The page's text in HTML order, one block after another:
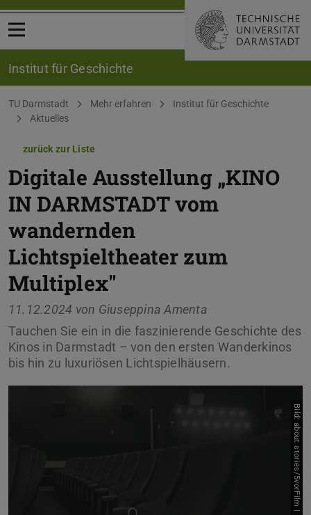
Menü öffnen
Institut für Geschichte
Sie befinden sich hier:
TU Darmstadt Mehr erfahren
Institut für Geschichte
Aktuelles
zurück zur Liste
Digitale Ausstellung „KINO
IN DARMSTADT vom
wandernden
Lichtspieltheater zum
Multiplex"
11.12.2024 von Giuseppina Amenta
Tauchen Sie ein in die faszinierende Geschichte des
Kinos in Darmstadt – von den ersten Wanderkinos
bis hin zu luxuriösen Lichtspielhäusern.
Bild: about stories/5vorFilm |